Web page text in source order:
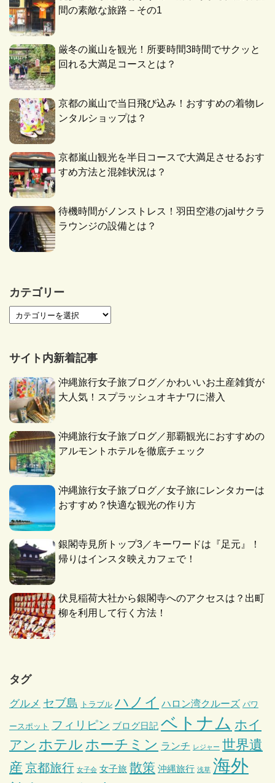
間の素敵な旅路－その1
厳冬の嵐山を観光！所要時間3時間でサクッと
回れる大満足コースとは？
京都の嵐山で当日飛び込み！おすすめの着物レ
ンタルショップは？
京都嵐山観光を半日コースで大満足させるおす
すめ方法と混雑状況は？
待機時間がノンストレス！羽田空港のjalサクラ
ラウンジの設備とは？
カテゴリー
サイト内新着記事
沖縄旅行女子旅ブログ／かわいいお土産雑貨が
大人気！スプラッシュオキナワに潜入
沖縄旅行女子旅ブログ／那覇観光におすすめの
アルモントホテルを徹底チェック
沖縄旅行女子旅ブログ／女子旅にレンタカーは
おすすめ？快適な観光の作り方
銀閣寺見所トップ3／キーワードは『足元』！
帰りはインスタ映えカフェで！
伏見稲荷大社から銀閣寺へのアクセスは？出町
柳を利用して行く方法！
タグ
グルメ セブ島 トラブル ハノイ ハロン湾クルーズ パワ
ースポット フィリピン ブログ日記 ベトナム ホイ
アン ホテル ホーチミン ランチ レジャー 世界遺
産 京都旅行 女子会 女子旅 散策 沖縄旅行 浅草 海外